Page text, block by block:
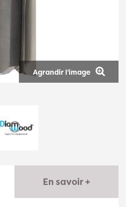
Agrandir l'image
En savoir +